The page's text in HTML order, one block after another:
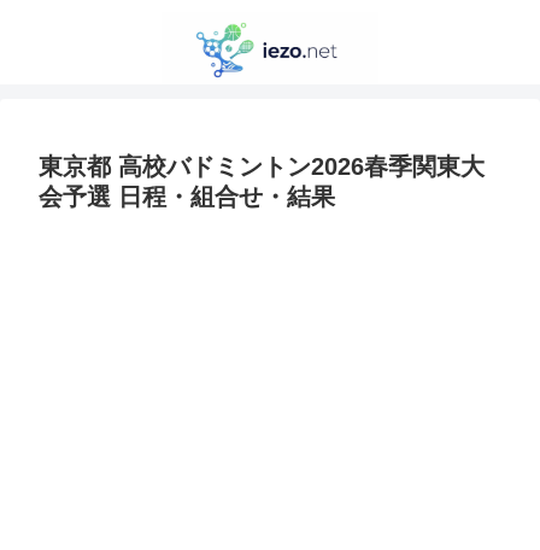
東京都 高校バドミントン2026春季関東大
会予選 日程・組合せ・結果